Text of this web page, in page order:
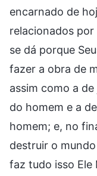
encarnado de
relacionados por
se dá porque
fazer a obra de
assim como a
do homem e a
homem; e, no
destruir o
faz tudo isso Ele